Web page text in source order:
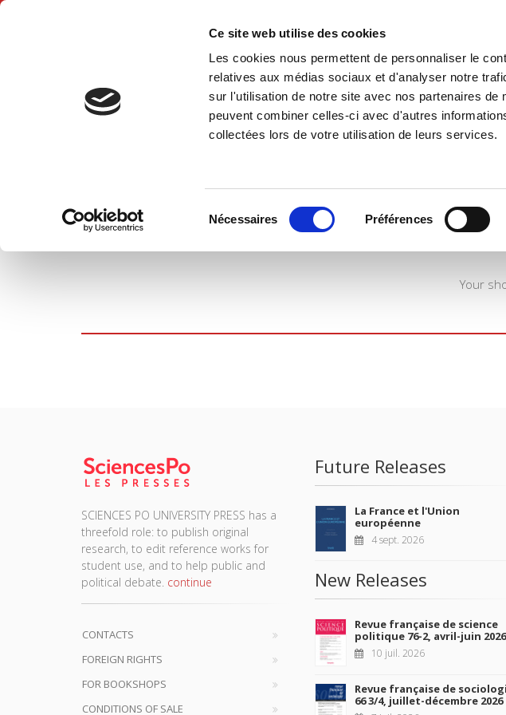
Ce site web utilise des cookies
Les cookies nous permettent de personnaliser le
relatives aux médias sociaux et d'analyser notre
sur l'utilisation de notre site avec nos partenaires
peuvent combiner celles-ci avec d'autres
collectées lors de votre utilisation de leurs services.
Nécessaires Préférences
Home Environment
Your
SCIENCES PO UNIVERSITY PRESS has a
threefold role: to publish original
research, to edit reference works for
student use, and to help public and
political debate. continue
CONTACTS
FOREIGN RIGHTS
FOR BOOKSHOPS
CONDITIONS OF SALE
Future Releases
La France et l'Union
européenne
4 sept. 2026
New Releases
Revue française de science
politique 76-2, avril-juin 2026
10 juil. 2026
Revue française de
66 3/4, juillet-décembre 2026